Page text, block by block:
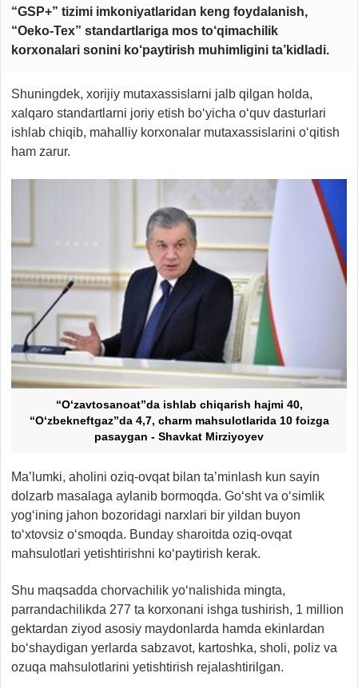
“GSP+” tizimi imkoniyatlaridan keng foydalanish,
“Oeko-Tex” standartlariga mos to‘qimachilik
korxonalari sonini ko‘paytirish muhimligini ta’kidladi.
Shuningdek, xorijiy mutaxassislarni jalb qilgan holda,
xalqaro standartlarni joriy etish bo‘yicha o‘quv dasturlari
ishlab chiqib, mahalliy korxonalar mutaxassislarini o‘qitish
ham zarur.
“O‘zavtosanoat”da ishlab chiqarish hajmi 40,
“O‘zbekneftgaz”da 4,7, charm mahsulotlarida 10 foizga
pasaygan - Shavkat Mirziyoyev
Ma’lumki, aholini oziq-ovqat bilan ta’minlash kun sayin
dolzarb masalaga aylanib bormoqda. Go‘sht va o‘simlik
yog‘ining jahon bozoridagi narxlari bir yildan buyon
to‘xtovsiz o‘smoqda. Bunday sharoitda oziq-ovqat
mahsulotlari yetishtirishni ko‘paytirish kerak.
Shu maqsadda chorvachilik yo‘nalishida mingta,
parrandachilikda 277 ta korxonani ishga tushirish, 1 million
gektardan ziyod asosiy maydonlarda hamda ekinlardan
bo‘shaydigan yerlarda sabzavot, kartoshka, sholi, poliz va
ozuqa mahsulotlarini yetishtirish rejalashtirilgan.